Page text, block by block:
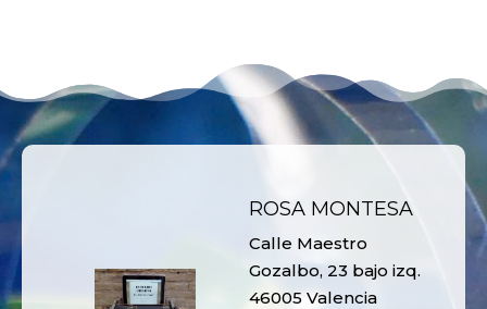
ROSA MONTESA
Calle Maestro
Gozalbo, 23 bajo izq.
46005 Valencia